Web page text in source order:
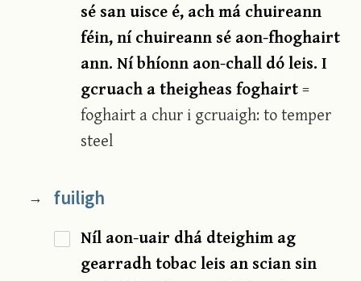
sé san uisce é, ach má chuireann
féin, ní chuireann sé aon-fhoghairt
ann. Ní bhíonn aon-chall dó leis. I
gcruach a theigheas foghairt=
foghairt a chur i gcruaigh: to temper
steel
→ fuiligh
Níl aon-uair dhá dteighim ag
gearradh tobac leis an scian sin